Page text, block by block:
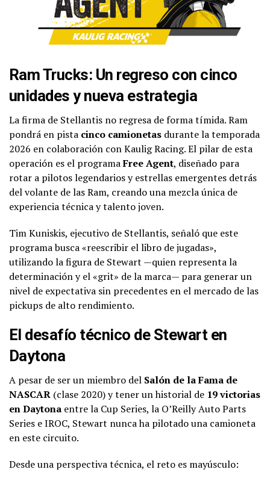
Ram Trucks: Un regreso con cinco
unidades y nueva estrategia
La firma de Stellantis no regresa de forma tímida. Ram
pondrá en pista cinco camionetas durante la temporada
2026 en colaboración con Kaulig Racing. El pilar de esta
operación es el programaFree Agent, diseñado para
rotar a pilotos legendarios y estrellas emergentes detrás
del volante de las Ram, creando una mezcla única de
experiencia técnica y talento joven.
Tim Kuniskis, ejecutivo de Stellantis, señaló que este
programa busca «reescribir el libro de jugadas»,
utilizando la figura de Stewart —quien representa la
determinación y el «grit» de la marca— para generar un
nivel de expectativa sin precedentes en el mercado de las
pickups de alto rendimiento.
El desafío técnico de Stewart en
Daytona
A pesar de ser un miembro del Salón de la Fama de
NASCAR (clase 2020) y tener un historial de 19 victorias
en Daytona entre la Cup Series, la O’Reilly Auto Parts
Series e IROC, Stewart nunca ha pilotado una camioneta
en este circuito.
Desde una perspectiva técnica, el reto es mayúsculo: